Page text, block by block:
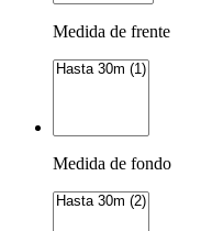
Medida de frente
Medida de fondo